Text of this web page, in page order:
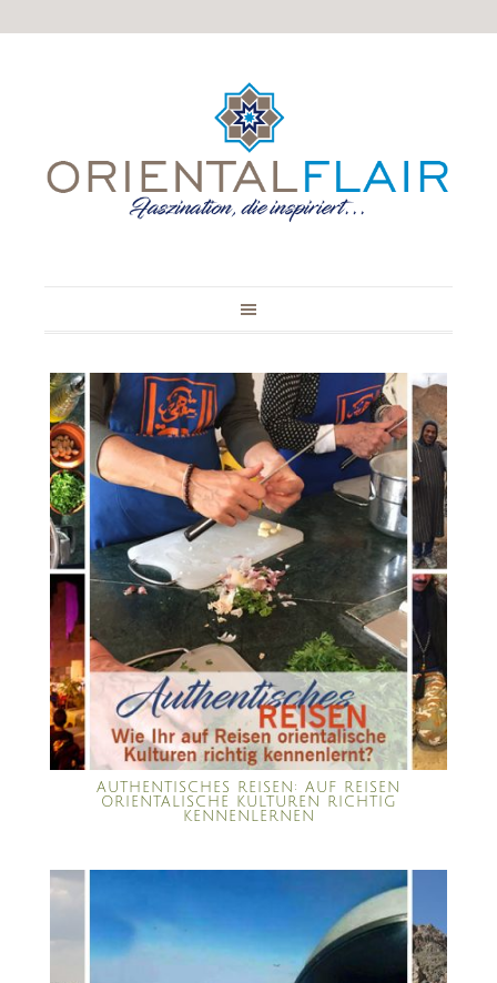
AUTHENTISCHES REISEN: AUF REISEN
ORIENTALISCHE KULTUREN RICHTIG
KENNENLERNEN